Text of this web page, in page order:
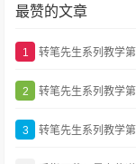
最赞的文章
1 转笔先生系列教学
2 转笔先生系列教学
3 转笔先生系列教学